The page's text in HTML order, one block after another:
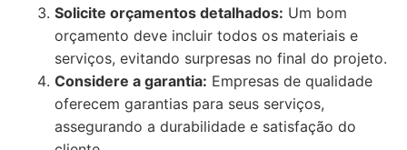
Solicite orçamentos detalhados: Um bom
orçamento deve incluir todos os materiais e
serviços, evitando surpresas no final do projeto.
Considere a garantia: Empresas de qualidade
oferecem garantias para seus serviços,
assegurando a durabilidade e satisfação do